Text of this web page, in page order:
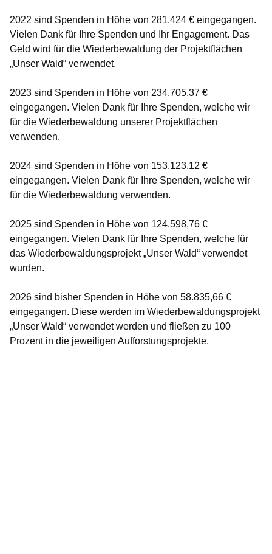
2022 sind Spenden in Höhe von 281.424 € eingegangen.
Vielen Dank für Ihre Spenden und Ihr Engagement. Das
Geld wird für die Wiederbewaldung der Projektflächen
„Unser Wald“ verwendet.
2023 sind Spenden in Höhe von 234.705,37 €
eingegangen. Vielen Dank für Ihre Spenden, welche wir
für die Wiederbewaldung unserer Projektflächen
verwenden.
2024 sind Spenden in Höhe von 153.123,12 €
eingegangen. Vielen Dank für Ihre Spenden, welche wir
für die Wiederbewaldung verwenden.
2025 sind Spenden in Höhe von 124.598,76 €
eingegangen. Vielen Dank für Ihre Spenden, welche für
das Wiederbewaldungsprojekt „Unser Wald“ verwendet
wurden.
2026 sind bisher Spenden in Höhe von 58.835,66 €
eingegangen. Diese werden im Wiederbewaldungsprojekt
„Unser Wald“ verwendet werden und fließen zu 100
Prozent in die jeweiligen Aufforstungsprojekte.